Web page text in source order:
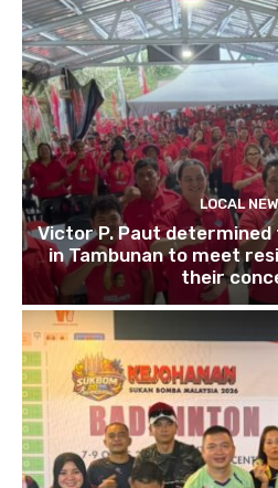
LOCAL
Victor P. Paut
in Tambunan to meet
their